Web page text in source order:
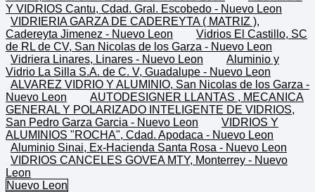
Y VIDRIOS Cantu, Cdad. Gral. Escobedo - Nuevo Leon
VIDRIERIA GARZA DE CADEREYTA ( MATRIZ ),
Cadereyta Jimenez - Nuevo Leon
Vidrios El Castillo, SC
de RL de CV, San Nicolas de los Garza - Nuevo Leon
Vidriera Linares, Linares - Nuevo Leon
Aluminio y
Vidrio La Silla S.A. de C. V, Guadalupe - Nuevo Leon
ALVAREZ VIDRIO Y ALUMINIO, San Nicolas de los Garza -
Nuevo Leon
AUTODESIGNER LLANTAS , MECANICA
GENERAL Y POLARIZADO INTELIGENTE DE VIDRIOS,
San Pedro Garza Garcia - Nuevo Leon
VIDRIOS Y
ALUMINIOS "ROCHA", Cdad. Apodaca - Nuevo Leon
Aluminio Sinai, Ex-Hacienda Santa Rosa - Nuevo Leon
VIDRIOS CANCELES GOVEA MTY, Monterrey - Nuevo
Leon
Nuevo Leon